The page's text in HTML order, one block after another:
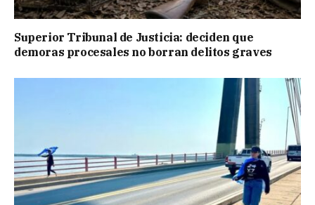
Superior Tribunal de Justicia: deciden que
demoras procesales no borran delitos graves